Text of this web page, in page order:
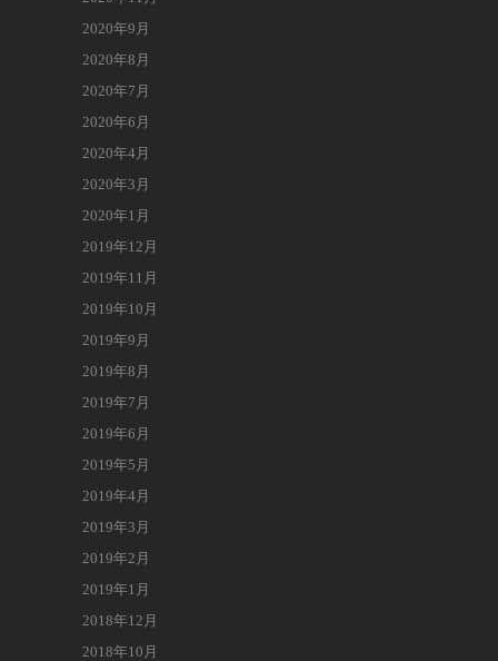
2020年9月
2020年8月
2020年7月
2020年6月
2020年4月
2020年3月
2020年1月
2019年12月
2019年11月
2019年10月
2019年9月
2019年8月
2019年7月
2019年6月
2019年5月
2019年4月
2019年3月
2019年2月
2019年1月
2018年12月
2018年10月